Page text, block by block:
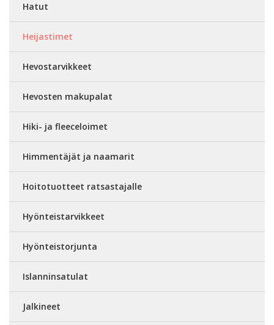
Hatut
Heijastimet
Hevostarvikkeet
Hevosten makupalat
Hiki- ja fleeceloimet
Himmentäjät ja naamarit
Hoitotuotteet ratsastajalle
Hyönteistarvikkeet
Hyönteistorjunta
Islanninsatulat
Jalkineet